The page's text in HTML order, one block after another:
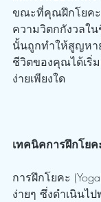
ขณะที่คุณฝึกโยคะ
ความวิตกกังวลใ
นั้นถูกทำให้สูญหา
ชีวิตของคุณได้เริ่ม
ง่ายเพียงใด
เทคนิคการฝึกโยค
การฝึกโยคะ
ง่ายๆ ซึ่งดำเนินไ